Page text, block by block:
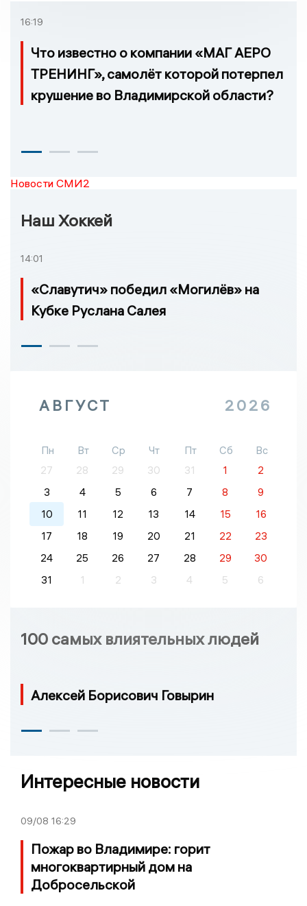
16:19
Что известно о компании «МАГ АЕРО
ТРЕНИНГ», самолёт которой потерпел
крушение во Владимирской области?
Новости СМИ2
Наш Хоккей
14:01
«Славутич» победил «Могилёв» на
Кубке Руслана Салея
АВГУСТ 2026
Пн Вт Ср Чт Пт Сб
Вс
27
28 29 30 31 1
2
3
4 5 6 7 8
9
10
11 12 13 14 15
16
17
18 19 20 21 22
23
24
25 26 27 28 29
30
31
1 2 3 4 5 6
100 самых влиятельных людей
Алексей Борисович Говырин
Интересные новости
09/08 16:29
Пожар во Владимире: горит
многоквартирный дом на
Добросельской